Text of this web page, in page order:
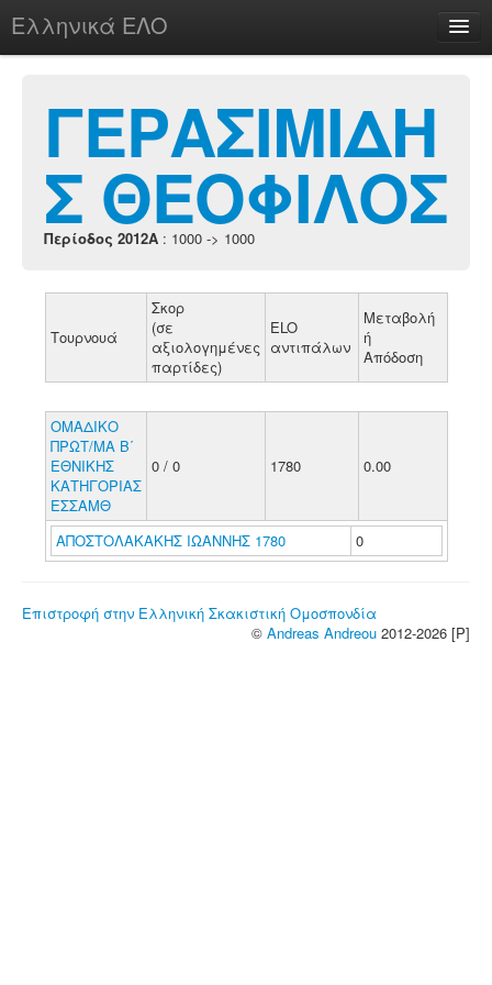
Ελληνικά ΕΛΟ
chesstu.be @ discord
Login
ΓΕΡΑΣΙΜΙΔΗ
Σ ΘΕΟΦΙΛΟΣ
Περίοδος 2012A : 1000 -> 1000
Τουρνουά
Σκορ
(σε
αξιολογημένες
παρτίδες)
ELO
αντιπάλων
Μεταβολή
ή
Απόδοση
ΟΜΑΔΙΚΟ
ΠΡΩΤ/ΜΑ Β΄
ΕΘΝΙΚΗΣ
ΚΑΤΗΓΟΡΙΑΣ
ΕΣΣΑΜΘ
0 / 0 1780 0.00
ΑΠΟΣΤΟΛΑΚΑΚΗΣ ΙΩΑΝΝΗΣ 1780 0
Επιστροφή στην Ελληνική Σκακιστική Ομοσπονδία
© Andreas Andreou 2012-2026 [P]